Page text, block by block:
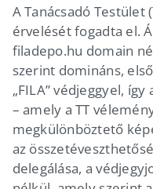
A Tanácsadó Testület
érvelését fogadta el.
filadepo.hu domain
szerint domináns,
„FILA” védjeggyel,
– amely a TT
megkülönböztető
az
delegálása, a